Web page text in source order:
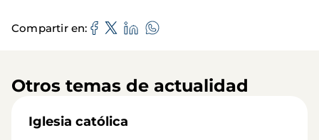
Compartir en
Otros temas de actualidad
Iglesia católica